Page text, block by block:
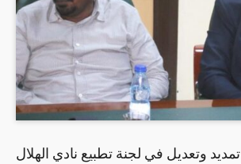
تمديد وتعديل في لجنة تطبيع نادي الهلال